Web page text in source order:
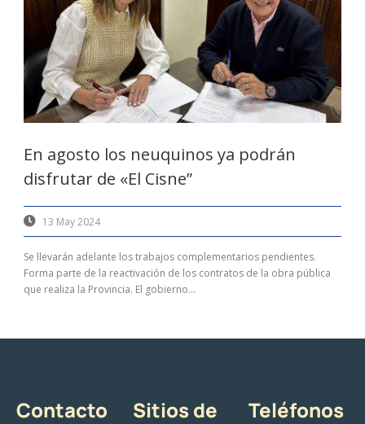
En agosto los neuquinos ya podrán
disfrutar de «El Cisne”
13 May 2024
Se llevarán adelante los trabajos complementarios pendientes.
Forma parte de la reactivación de los contratos de la obra pública
que realiza la Provincia. El gobierno...
Contacto
Sitios de
Teléfonos